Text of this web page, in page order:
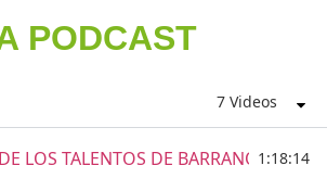
PODCAST
7 Videos
LOS TALENTOS DE BARRANQUILLA
1:18:14